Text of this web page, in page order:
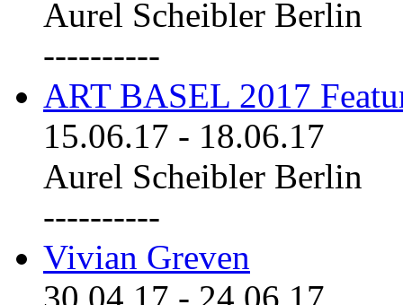
Aurel Scheibler Berlin
----------
ART BASEL 2017
15.06.17 - 18.06.17
Aurel Scheibler Berlin
----------
Vivian Greven
30.04.17 - 24.06.17